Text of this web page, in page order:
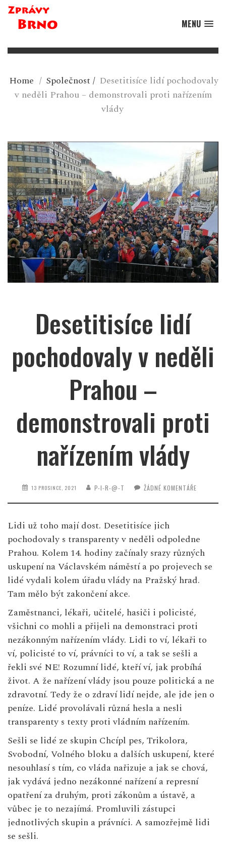
MENU
Home / Společnost / Desetitisíce lidí pochodovaly
v neděli Prahou – demonstrovali proti nařízením
vlády
Desetitisíce lidí
pochodovaly v neděli
Prahou –
demonstrovali proti
nařízením vlády
13 PROSINCE, 2021 P-I-R-@-T ŽÁDNÉ KOMENTÁŘE
Lidi už toho mají dost. Desetitisíce jich
pochodovaly s transparenty v neděli odpoledne
Prahou. Kolem 14. hodiny začínaly srazy různých
uskupení na Václavském náměstí a po projevech se
lidé vydali kolem úřadu vlády na Pražský hrad.
Tam mělo být zakončení akce.
Zaměstnanci, lékaři, učitelé, hasiči i policisté,
všichni co mohli a přijeli na demonstraci proti
nezákonným nařízením vlády. Lidi to ví, lékaři to
ví, policisté to ví, právníci to ví, a tak se sešli a
řekli své NE! Rozumní lidé, kteří ví, jak probíhá
život. A že nařízení vlády jsou pouze politická a ne
zdravotní. Tedy že o zdraví lidí nejde, ale jde jen o
peníze. Lidé provolávali různá hesla a nesli
transparenty s texty proti vládním nařízením.
Sešli se lidé ze skupin Chcípl pes, Trikolora,
Svobodní, Volného bloku a dalších uskupení, které
nesouhlasí s tím, co vláda nařizuje a jak se chová,
jak vydává jedno nezákonné nařízení a represní
opatření za druhým, proti zákonům a ústavě, a
vůbec je to nezajímá. Promluvili zástupci
jednotlivých skupin a právníci. A samozřejmě lidi
se sešli.